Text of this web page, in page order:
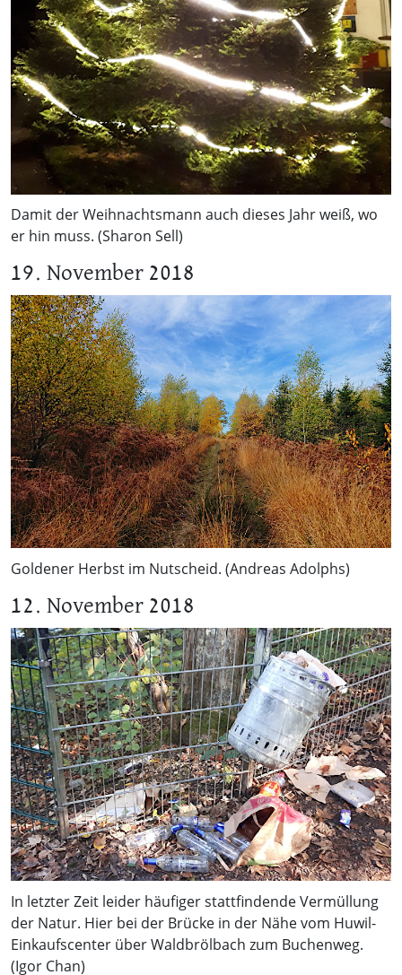
Damit der Weihnachtsmann auch dieses Jahr weiß, wo
er hin muss. (Sharon Sell)
19. November 2018
Goldener Herbst im Nutscheid. (Andreas Adolphs)
12. November 2018
In letzter Zeit leider häufiger stattfindende Vermüllung
der Natur. Hier bei der Brücke in der Nähe vom Huwil-
Einkaufscenter über Waldbrölbach zum Buchenweg.
(Igor Chan)